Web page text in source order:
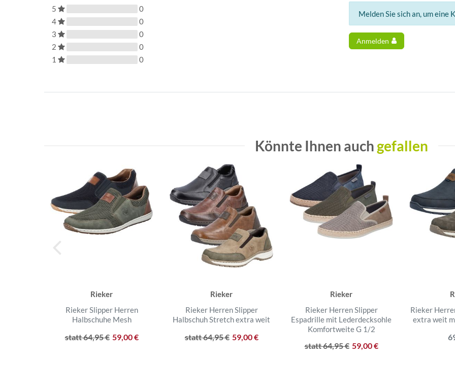
5
0
4
0
3
0
2
0
1
0
Melden Sie sich an, um eine
Anmelden
Könnte Ihnen auch gefallen
Rieker
Rieker Slipper Herren
Halbschuhe Mesh
statt 64,95 € 59,00 €
Rieker
Rieker Herren Slipper
Halbschuh Stretch extra weit
statt 64,95 € 59,00 €
Rieker
Rieker Herren Slipper
Espadrille mit Lederdecksohle
Komfortweite G 1/2
statt 64,95 € 59,00 €
Rieker
extra weit